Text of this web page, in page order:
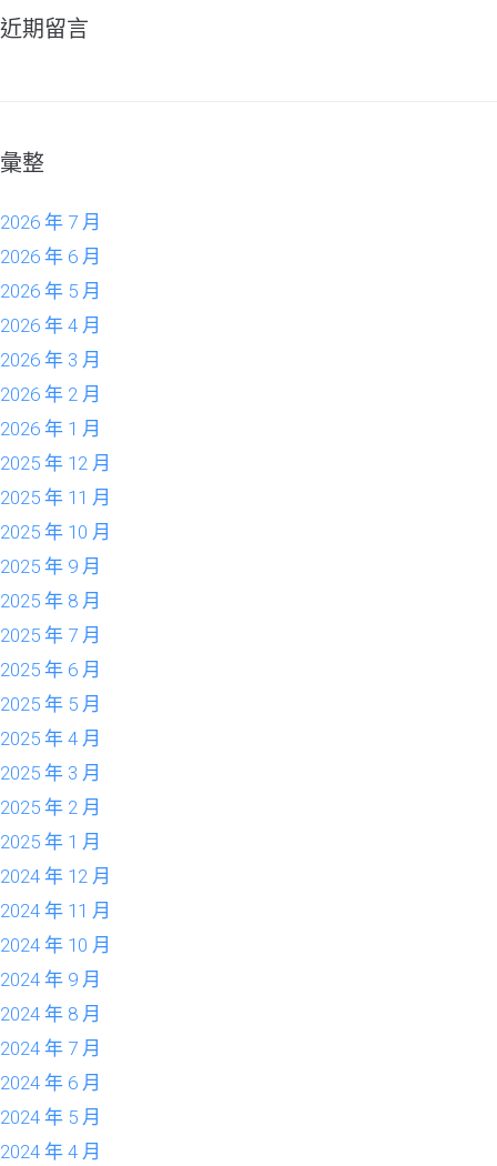
近期留言
彙整
2026 年 7 月
2026 年 6 月
2026 年 5 月
2026 年 4 月
2026 年 3 月
2026 年 2 月
2026 年 1 月
2025 年 12 月
2025 年 11 月
2025 年 10 月
2025 年 9 月
2025 年 8 月
2025 年 7 月
2025 年 6 月
2025 年 5 月
2025 年 4 月
2025 年 3 月
2025 年 2 月
2025 年 1 月
2024 年 12 月
2024 年 11 月
2024 年 10 月
2024 年 9 月
2024 年 8 月
2024 年 7 月
2024 年 6 月
2024 年 5 月
2024 年 4 月